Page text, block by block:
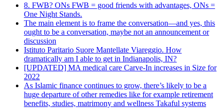
8. FWB? ONs FWB = good friends with advantages, ONs =
One Night Stands.
The main element is to frame the conversation—and yes, this
ought to be a conversation, maybe not an announcement or
discussion
Istituto Paritario Suore Mantellate Viareggio. How
dramatically am I able to get in Indianapolis, IN?
[UPDATED] MA medical care Carve-In increases in Size for
2022
As Islamic finance continues to grow, there’s likely to be a
huge departure of other remedies like for example retirement
benefits, studies, matrimony and wellness Takaful systems